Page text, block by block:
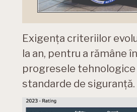
Exigența criteriilor
la an, pentru a rămâne
progresele tehnologice
standarde de siguranță.